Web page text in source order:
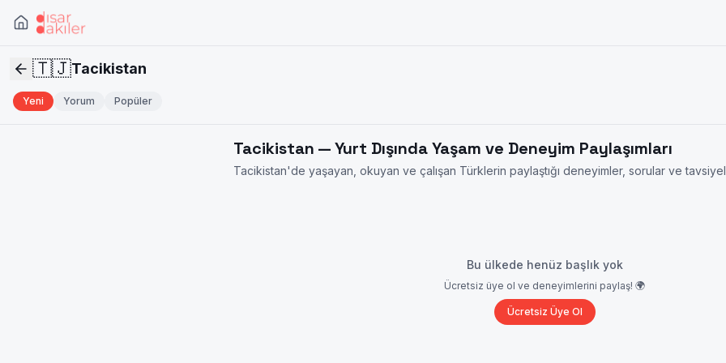
🇹🇯Tacikistan
Yeni Yorum Popüler
Tacikistan — Yurt Dışında Yaşam ve Deneyim Paylaşımları
Tacikistan'de yaşayan, okuyan ve çalışan Türklerin paylaştığı deneyimler, sorular ve
Bu ülkede henüz başlık yok
Ücretsiz üye ol ve deneyimlerini paylaş! 🌍
Ücretsiz Üye Ol